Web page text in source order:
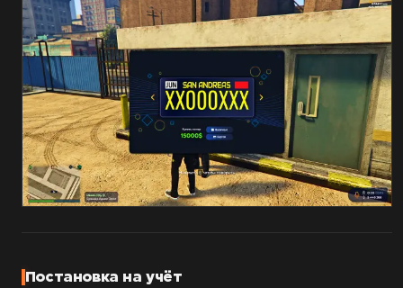
Постановка на учёт